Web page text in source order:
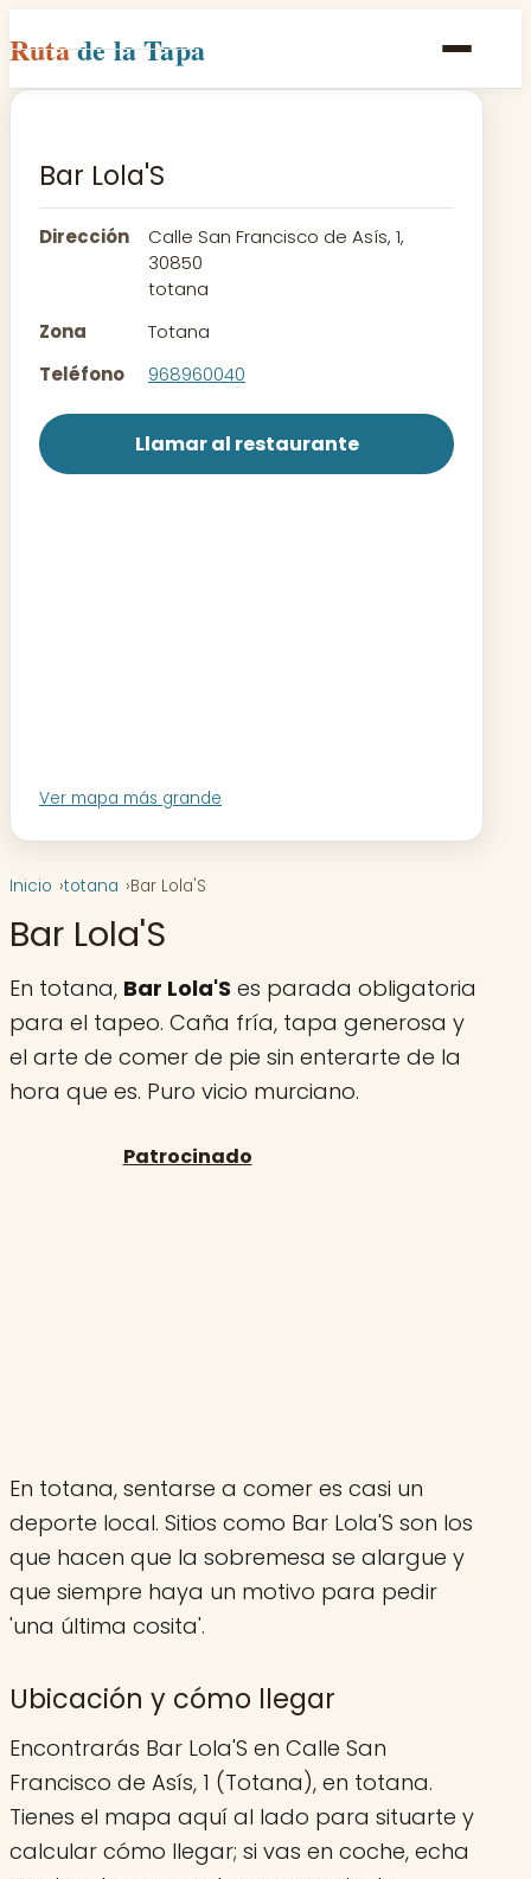
Rutade la Tapa
Inicio
Rutas
Contacto
Bar Lola'S
Dirección
Calle San Francisco de Asís, 1,
30850
totana
Zona
Totana
Teléfono
968960040
Llamar al restaurante
Ver mapa más grande
Inicio totana Bar Lola'S
Bar Lola'S
En totana, Bar Lola'S es parada obligatoria
para el tapeo. Caña fría, tapa generosa y
el arte de comer de pie sin enterarte de la
hora que es. Puro vicio murciano.
En totana, sentarse a comer es casi un
deporte local. Sitios como Bar Lola'S son los
que hacen que la sobremesa se alargue y
que siempre haya un motivo para pedir
'una última cosita'.
Ubicación y cómo llegar
Encontrarás Bar Lola'S en Calle San
Francisco de Asís, 1 (Totana), en totana.
Tienes el mapa aquí al lado para situarte y
calcular cómo llegar; si vas en coche, echa